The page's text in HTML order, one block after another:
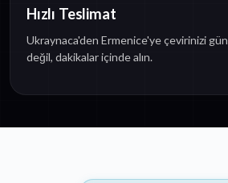
Hızlı Teslimat
Ukraynaca'den Ermenice'ye çevirinizi
değil, dakikalar içinde alın.